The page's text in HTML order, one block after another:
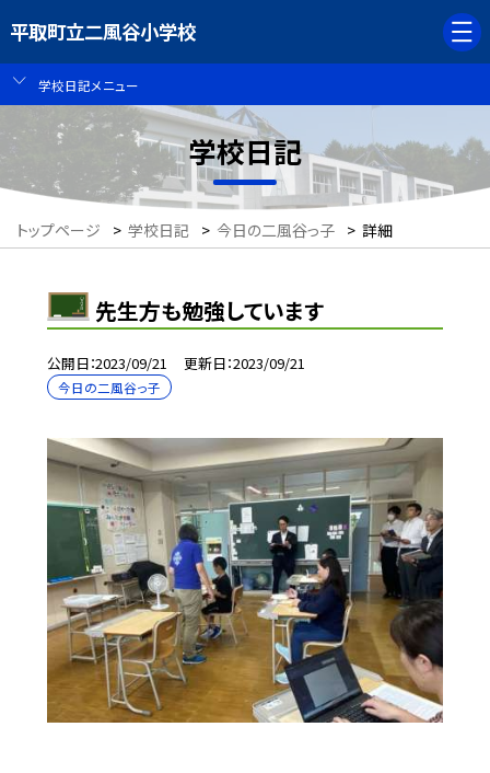
平取町立二風谷小学校
学校日記メニュー
学校日記
トップページ > 学校日記 > 今日の二風谷っ子 > 詳細
先生方も勉強しています
公開日 2023/09/21 更新日 2023/09/21
今日の二風谷っ子